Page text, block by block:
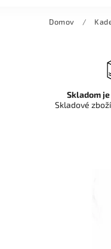
Domov /
Skladom
Skladové